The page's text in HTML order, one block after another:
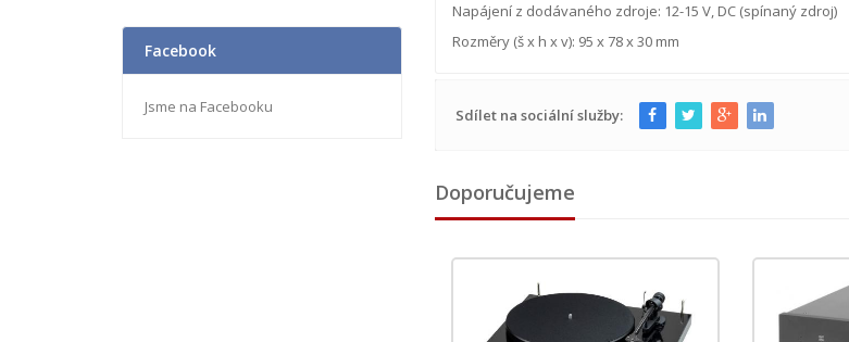
Napájení z dodávaného zdroje: 12-15 V, DC (spínaný zdroj)
Rozměry (š x h x v): 95 x 78 x 30 mm
Sdílet na sociální služby:
Doporučujeme
Facebook
Jsme na Facebooku